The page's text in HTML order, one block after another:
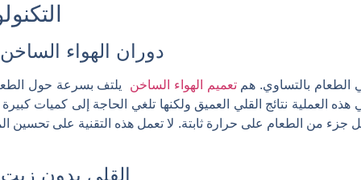
دوران الهواء
الطعام بالتساوي. همتعميم الهواء الساخن
يلتف بسرعة حول
العملية نتائج القلي العميق ولكنها تلغي الحاجة إلى كميات
من الطعام على حرارة ثابتة. لا تعمل هذه التقنية على
القلي بدون زيت